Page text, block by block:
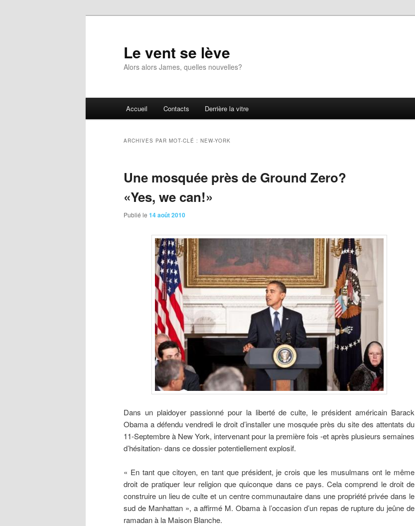
Le vent se lève
Alors alors James, quelles nouvelles?
Accueil Contacts Derrière la vitre
ARCHIVES PAR MOT-CLÉ : NEW-YORK
Une mosquée près de Ground Zero?
«Yes, we can!»
Publié le 14 août 2010
Dans un plaidoyer passionné pour la liberté de culte, le président américain Barack
Obama a défendu vendredi le droit d’installer une mosquée près du site des attentats du
11-Septembre à New York, intervenant pour la première fois -et après plusieurs semaines
d’hésitation- dans ce dossier potentiellement explosif.
« En tant que citoyen, en tant que président, je crois que les musulmans ont le même
droit de pratiquer leur religion que quiconque dans ce pays. Cela comprend le droit de
construire un lieu de culte et un centre communautaire dans une propriété privée dans le
sud de Manhattan », a affirmé M.Obama à l’occasion d’un repas de rupture du jeûne de
ramadan à la Maison Blanche.